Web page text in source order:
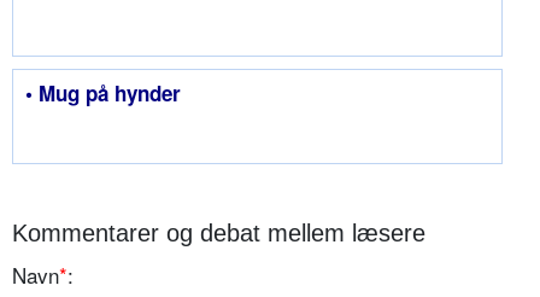
• Mug på hynder
Kommentarer og debat mellem læsere
Navn*: